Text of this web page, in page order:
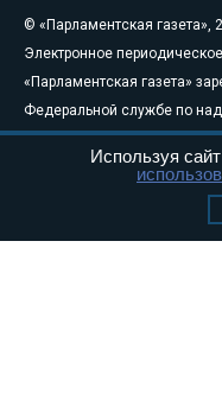
© «Парламентская газета»,
Электронное
«Парламентская газета»
Федеральной службе по
связи, информационных
массовых коммуникаций
Свидетельство о
Используя